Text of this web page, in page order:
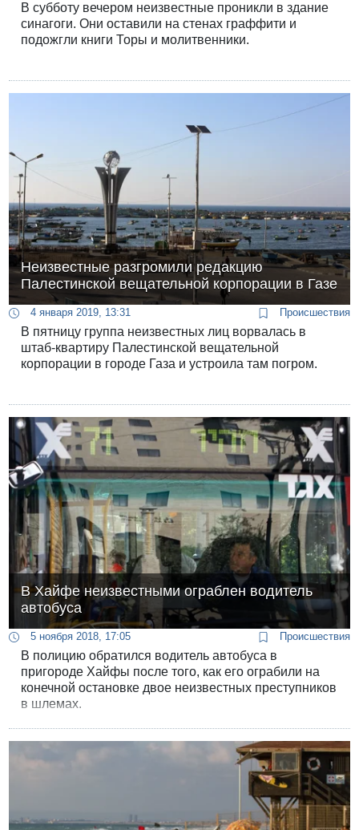
В субботу вечером неизвестные проникли в здание
синагоги. Они оставили на стенах граффити и
подожгли книги Торы и молитвенники.
Неизвестные разгромили редакцию
Палестинской вещательной корпорации в Газе
4 января 2019, 13:31 Происшествия
В пятницу группа неизвестных лиц ворвалась в
штаб-квартиру Палестинской вещательной
корпорации в городе Газа и устроила там погром.
В Хайфе неизвестными ограблен водитель
автобуса
5 ноября 2018, 17:05 Происшествия
В полицию обратился водитель автобуса в
пригороде Хайфы после того, как его ограбили на
конечной остановке двое неизвестных преступников
в шлемах.